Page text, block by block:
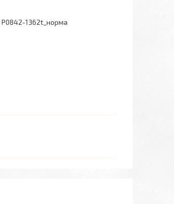
P0842-1362t_норма